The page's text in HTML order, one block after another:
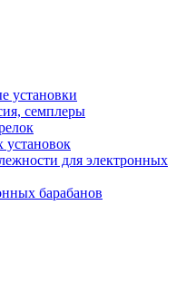
установки
семплеры
для электронных
барабанов